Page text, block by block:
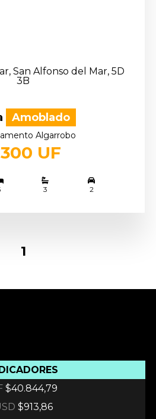
San Alfonso del Mar, 5D
3B
Amoblado
Algarrobo
UF
3 2
1
$40.844,79
$913,86